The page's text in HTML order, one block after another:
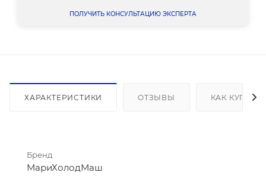
ПОЛУЧИТЬ КОНСУЛЬТАЦИЮ ЭКСПЕРТА
ХАРАКТЕРИСТИКИ ОТЗЫВЫ КАК КУПИТЬ
Бренд
МариХолодМаш